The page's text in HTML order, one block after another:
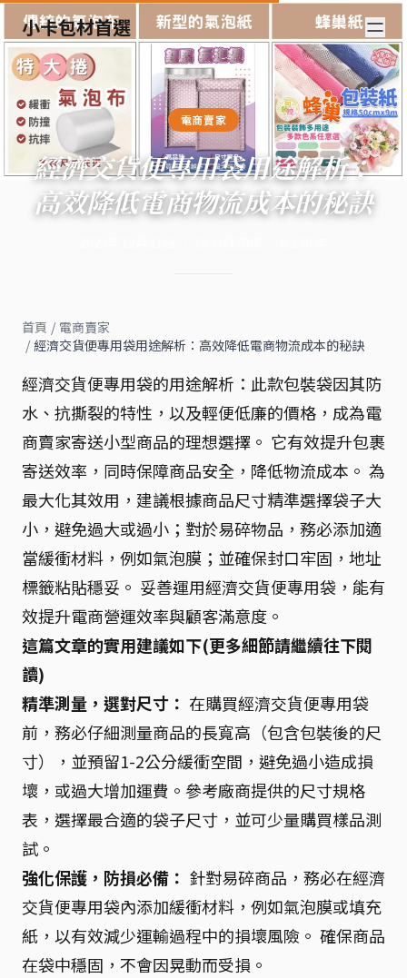
小卡包材首選
電商賣家
經濟交貨便專用袋用途解析：
高效降低電商物流成本的秘訣
首頁 / 電商賣家
/ 經濟交貨便專用袋用途解析：高效降低電商物流成本的秘訣
經濟交貨便專用袋的用途解析：此款包裝袋因其防
水、抗撕裂的特性，以及輕便低廉的價格，成為電
商賣家寄送小型商品的理想選擇。 它有效提升包裹
寄送效率，同時保障商品安全，降低物流成本。 為
最大化其效用，建議根據商品尺寸精準選擇袋子大
小，避免過大或過小；對於易碎物品，務必添加適
當緩衝材料，例如氣泡膜；並確保封口牢固，地址
標籤粘貼穩妥。 妥善運用經濟交貨便專用袋，能有
效提升電商營運效率與顧客滿意度。
這篇文章的實用建議如下(更多細節請繼續往下閱
讀)
精準測量，選對尺寸： 在購買經濟交貨便專用袋
前，務必仔細測量商品的長寬高（包含包裝後的尺
寸），並預留1-2公分緩衝空間，避免過小造成損
壞，或過大增加運費。參考廠商提供的尺寸規格
表，選擇最合適的袋子尺寸，並可少量購買樣品測
試。
強化保護，防損必備： 針對易碎商品，務必在經濟
交貨便專用袋內添加緩衝材料，例如氣泡膜或填充
紙，以有效減少運輸過程中的損壞風險。 確保商品
在袋中穩固，不會因晃動而受損。